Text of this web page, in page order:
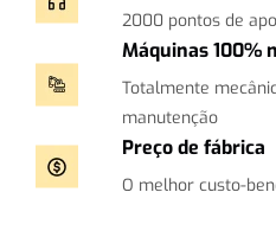
2000 pontos de
Máquinas 100%
Totalmente
manutenção
Preço de fábrica
O melhor custo-